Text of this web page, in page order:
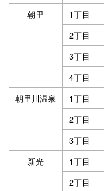
朝里
1丁目
2丁目
3丁目
4丁目
朝里川温泉
1丁目
2丁目
3丁目
新光
1丁目
2丁目